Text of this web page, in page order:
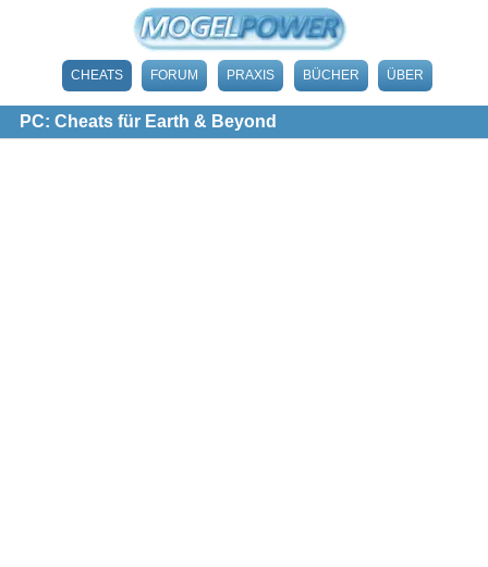
CHEATS FORUM PRAXIS BÜCHER ÜBER
PC: Cheats für Earth & Beyond